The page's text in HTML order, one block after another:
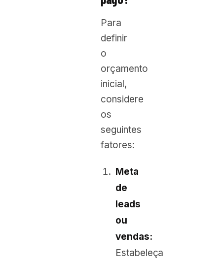
Para
definir
o
orçamento
inicial,
considere
os
seguintes
fatores:
Meta
de
leads
ou
vendas:
Estabeleça